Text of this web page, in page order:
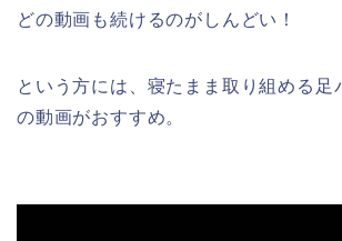
どの動画も続けるのがしんどい！
という方には、寝たまま取り組める足
の動画がおすすめ。